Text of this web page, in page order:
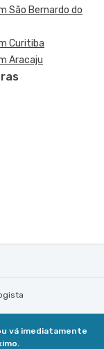
São Bernardo do
Curitiba
Aracaju
vá imediatamente